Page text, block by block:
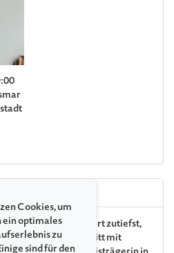
Martin Fröst bedauert zutiefst,
gemeinsamen Auftritt mit
Cookies, um
ein optimales
zu
sind für den